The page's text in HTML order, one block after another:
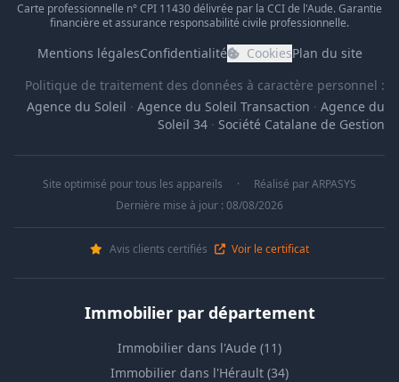
Carte professionnelle n° CPI 11430 délivrée par la CCI de l'Aude. Garantie
financière et assurance responsabilité civile professionnelle.
Mentions légalesConfidentialité CookiesPlan du site
Politique de traitement des données à caractère personnel :
Agence du Soleil · Agence du Soleil Transaction · Agence du
Soleil 34 · Société Catalane de Gestion
Site optimisé pour tous les appareils · Réalisé parARPASYS
Dernière mise à jour : 08/08/2026
Avis clients certifiés Voir le certificat
Immobilier par département
Immobilier dans l'Aude (11)
Immobilier dans l'Hérault (34)